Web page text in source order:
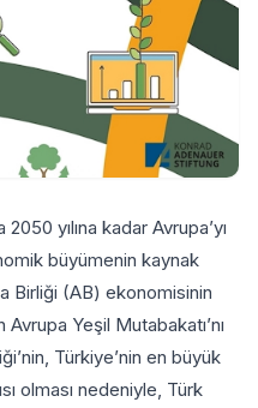
yılına kadar Avrupa’yı
büyümenin kaynak
Birliği (AB) ekonomisinin
Yeşil Mutabakatı’nı
Türkiye’nin en büyük
olması nedeniyle, Türk